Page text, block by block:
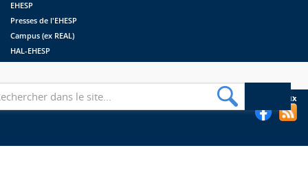
EHESP
Presses de l'EHESP
Campus (ex REAL)
HAL-EHESP
Suivez les bibliothèques de l'EHESP sur les réseaux sociaux